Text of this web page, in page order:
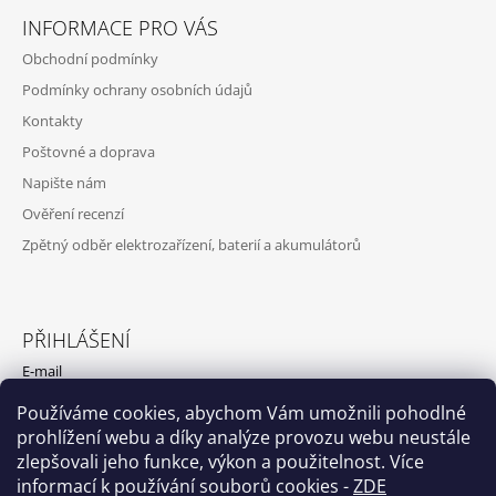
Používáme cookies, abychom Vám umožnili pohodlné
prohlížení webu a díky analýze provozu webu neustále
zlepšovali jeho funkce, výkon a použitelnost. Více
informací k používání souborů cookies -ZDE
INFORMACE PRO VÁS
Obchodní podmínky
Podmínky ochrany osobních údajů
Kontakty
Poštovné a doprava
Napište nám
Ověření recenzí
Zpětný odběr elektrozařízení, baterií a akumulátorů
PŘIHLÁŠENÍ
E-mail
Heslo
PŘIHLÁSIT SE